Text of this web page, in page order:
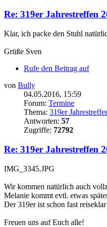
Re: 319er Jahrestreffen
Klar, ich packe den Stuhl
Grüße Sven
Rufe den Beitrag auf
von Bully
04.05.2016, 15:59
Forum: Termine
Thema: 319er
Antworten: 57
Zugriffe: 72792
Re: 319er Jahrestreffen
IMG_3345.JPG
Wir kommen natürlich auch
Melanie kommt evtl. etwas
Der 319er ist schon fast reiseklar
Freuen uns auf Euch alle!